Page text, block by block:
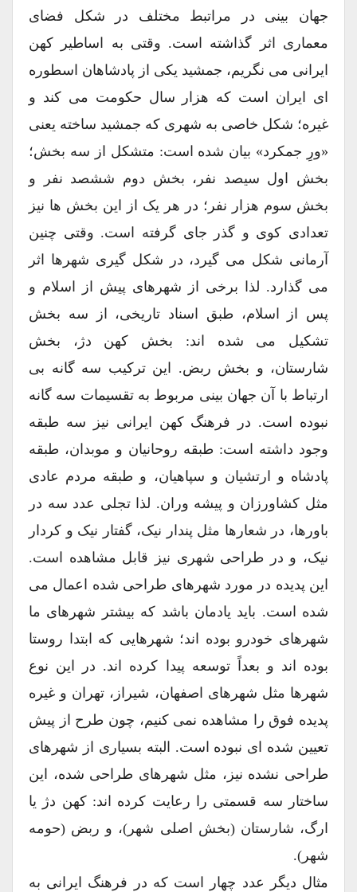
جهان بینی در مراتبط مختلف در شکل فضای
معماری اثر گذاشته است. وقتی به اساطیر کهن
ایرانی می نگریم، جمشید یکی از پادشاهان اسطوره
ای ایران است که هزار سال حکومت می کند و
غیره؛ شکل خاصی به شهری که جمشید ساخته یعنی
«ورِ جمکرد» بیان شده است: متشکل از سه بخش؛
بخش اول سیصد نفر، بخش دوم ششصد نفر و
بخش سوم هزار نفر؛ در هر یک از این بخش ها نیز
تعدادی کوی و گذر جای گرفته است. وقتی چنین
آرمانی شکل می گیرد، در شکل گیری شهرها اثر
می گذارد. لذا برخی از شهرهای پیش از اسلام و
پس از اسلام، طبق اسناد تاریخی، از سه بخش
تشکیل می شده اند: بخش کهن دژ، بخش
شارستان، و بخش ربض. این ترکیب سه گانه بی
ارتباط با آن جهان بینی مربوط به تقسیمات سه گانه
نبوده است. در فرهنگ کهن ایرانی نیز سه طبقه
وجود داشته است: طبقه روحانیان و موبدان، طبقه
پادشاه و ارتشیان و سپاهیان، و طبقه مردم عادی
مثل کشاورزان و پیشه وران. لذا تجلی عدد سه در
باورها، در شعارها مثل پندار نیک، گفتار نیک و کردار
نیک، و در طراحی شهری نیز قابل مشاهده است.
این پدیده در مورد شهرهای طراحی شده اعمال می
شده است. باید یادمان باشد که بیشتر شهرهای ما
شهرهای خودرو بوده اند؛ شهرهایی که ابتدا روستا
بوده اند و بعداً توسعه پیدا کرده اند. در این نوع
شهرها مثل شهرهای اصفهان، شیراز، تهران و غیره
پدیده فوق را مشاهده نمی کنیم، چون طرح از پیش
تعیین شده ای نبوده است. البته بسیاری از شهرهای
طراحی نشده نیز، مثل شهرهای طراحی شده، این
ساختار سه قسمتی را رعایت کرده اند: کهن دژ یا
ارگ، شارستان (بخش اصلی شهر)، و ربض (حومه
شهر).
مثال دیگر عدد چهار است که در فرهنگ ایرانی به